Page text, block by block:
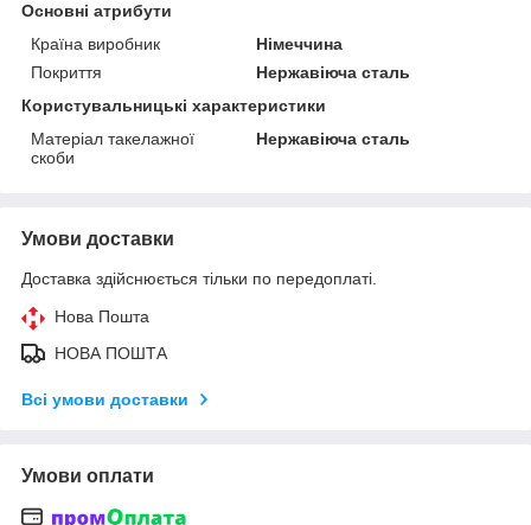
Основні атрибути
Країна виробник
Німеччина
Покриття
Нержавіюча сталь
Користувальницькі характеристики
Матеріал такелажної
скоби
Нержавіюча сталь
Умови доставки
Доставка здійснюється тільки по передоплаті.
Нова Пошта
НОВА ПОШТА
Всі умови доставки
Умови оплати